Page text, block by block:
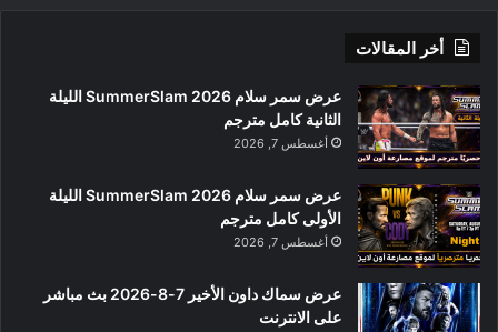
أخر المقالات
عرض سمر سلام SummerSlam 2026 الليلة
الثانية كامل مترجم
أغسطس 7, 2026
عرض سمر سلام SummerSlam 2026 الليلة
الأولى كامل مترجم
أغسطس 7, 2026
عرض سماك داون الأخير 7-8-2026 بث مباشر
على الانترنت